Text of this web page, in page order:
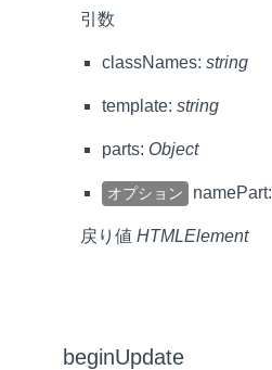
引数
classNames: string
template: string
parts: Object
オプション namePart:
戻り値 HTMLElement
beginUpdate